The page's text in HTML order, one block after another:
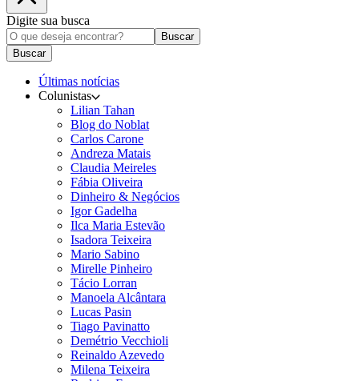
Digite sua busca
Buscar
Buscar
Últimas notícias
Colunistas
Lilian Tahan
Blog do Noblat
Carlos Carone
Andreza Matais
Claudia Meireles
Fábia Oliveira
Dinheiro & Negócios
Igor Gadelha
Ilca Maria Estevão
Isadora Teixeira
Mario Sabino
Mirelle Pinheiro
Tácio Lorran
Manoela Alcântara
Lucas Pasin
Tiago Pavinatto
Demétrio Vecchioli
Reinaldo Azevedo
Milena Teixeira